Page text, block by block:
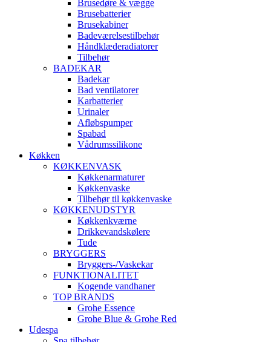
Brusedøre & vægge
Brusebatterier
Brusekabiner
Badeværelsestilbehør
Håndklæderadiatorer
Tilbehør
BADEKAR
Badekar
Bad ventilatorer
Karbatterier
Urinaler
Afløbspumper
Spabad
Vådrumssilikone
Køkken
KØKKENVASK
Køkkenarmaturer
Køkkenvaske
Tilbehør til køkkenvaske
KØKKENUDSTYR
Køkkenkværne
Drikkevandskølere
Tude
BRYGGERS
Bryggers-/Vaskekar
FUNKTIONALITET
Kogende vandhaner
TOP BRANDS
Grohe Essence
Grohe Blue & Grohe Red
Udespa